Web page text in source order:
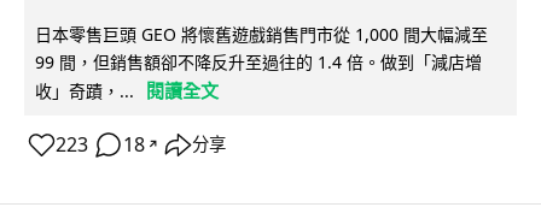
日本零售巨頭 GEO 將懷舊遊戲銷售門市從 1,000 間大幅減至
99 間，但銷售額卻不降反升至過往的 1.4 倍。做到「減店增
收」奇蹟，...
閱讀全文
223 18 ↗ 分享